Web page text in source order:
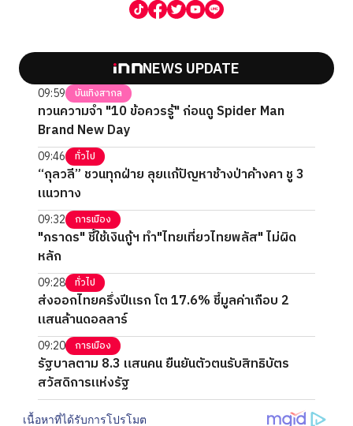
NEWS UPDATE
09:59 บันเทิงสากล
ทวนความจำ "10 ข้อควรรู้" ก่อนดู Spider Man
Brand New Day
09:46 ทั่วไป
“กุลวลี” ชวนทุกฝ่าย ลุยแก้ปัญหาช้างป่าค้างคา ชู 3
แนวทาง
09:32 การเมือง
"ภราดร" ชี้ใช้เงินกู้ฯ ทำ"ไทยเที่ยวไทยพลัส" ไม่ผิด
หลัก
09:28 ทั่วไป
ส่งออกไทยครึ่งปีแรก โต 17.6% ชี้มูลค่าเกือบ 2
แสนล้านดอลลาร์
09:20 การเมือง
รัฐบาลตาม 8.3 แสนคน ยืนยันตัวตนรับสิทธิบัตร
สวัสดิการแห่งรัฐ